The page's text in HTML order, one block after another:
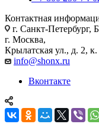
Контактная
г. Санкт-Петербург,
г. Москва,
Крылатская ул., д. 2,
info@shonx.ru
Вконтакте